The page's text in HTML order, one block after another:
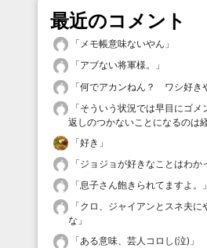
最近のコメント
「 メモ帳意味ないやん 」
「アブない将軍様。
」
「何でアカンねん？ ワシ好き
「そういう状況では早目にゴメ
返しのつかないことになるのは
「好き 」
「ジョジョが好きなことはわか
「息子さん飽きられてますよ。
」
「クロ、ジャイアンとスネ夫に
な 」
「ある意味、芸人コロし(泣) 」